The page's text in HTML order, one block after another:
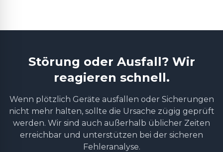
Störung oder Ausfall? Wir
reagieren schnell.
Wenn plötzlich Geräte ausfallen oder Sicherungen
nicht mehr halten, sollte die Ursache zügig geprüft
werden. Wir sind auch außerhalb üblicher Zeiten
erreichbar und unterstützen bei der sicheren
Fehleranalyse.